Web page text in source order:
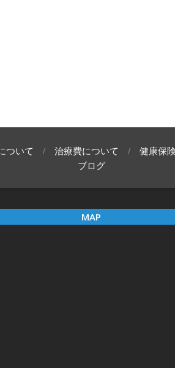
ついて 治療費について 健康保
ブログ
MAP